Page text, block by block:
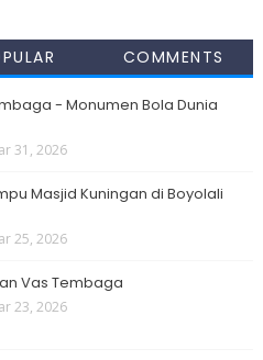
COMMENTS
- Monumen Bola Dunia
31, 2026
Masjid Kuningan di Boyolali
25, 2026
Vas Tembaga
23, 2026